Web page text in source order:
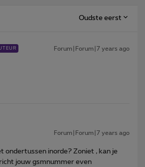
Oudste eerst
Forum|Forum|7 years ago
Forum|Forum|7 years ago
ondertussen inorde? Zoniet , kan je
jouw gsmnummer even